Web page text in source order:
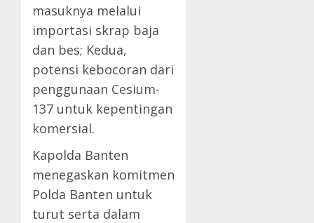
masuknya melalui
importasi skrap baja
dan bes; Kedua,
potensi kebocoran dari
penggunaan Cesium-
137 untuk kepentingan
komersial.
Kapolda Banten
menegaskan komitmen
Polda Banten untuk
turut serta dalam